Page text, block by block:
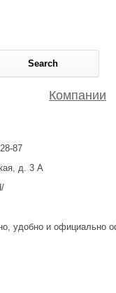
Компании
87
д. 3 А
удобно и официально